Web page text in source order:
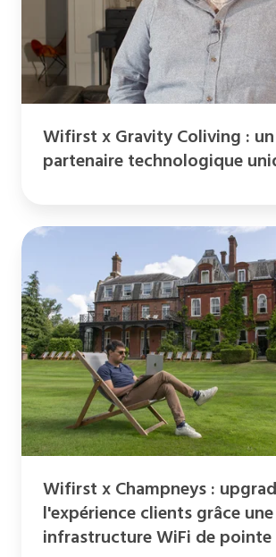
partenaire
technologique
unique
au
Wifirst x Gravity Coliving : un
partenaire technologique
Wifirst
Champneys
:
upgrader
l'expérience
clients
grâce
une
infrastructure
WiFi
pointe
Wifirst x Champneys :
l'expérience clients grâce une
infrastructure WiFi de pointe